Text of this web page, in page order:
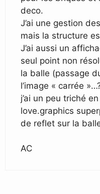
deco.
J’ai une gestion
mais la structure
J’ai aussi un
seul point non
la balle (passage
l’image « carrée
j’ai un peu triché
love.graphics
de reflet sur la
AC